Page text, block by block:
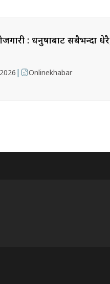
: धनुषाबाट सबैभन्दा
| Onlinekhabar